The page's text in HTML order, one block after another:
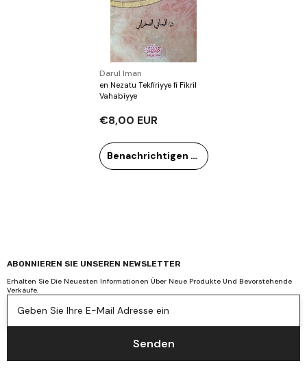
Verkäufer:
Darul Iman
en Nezatu Tekfiriyye fi Fikril
Vahabiyye
€8,00 EUR
Benachrichtigen Sie mich
ABONNIEREN SIE UNSEREN NEWSLETTER
Erhalten Sie Die Neuesten Informationen Über Neue Produkte Und Bevorstehende
Verkäufe.
Geben Sie Ihre E-Mail Adresse ein
Senden